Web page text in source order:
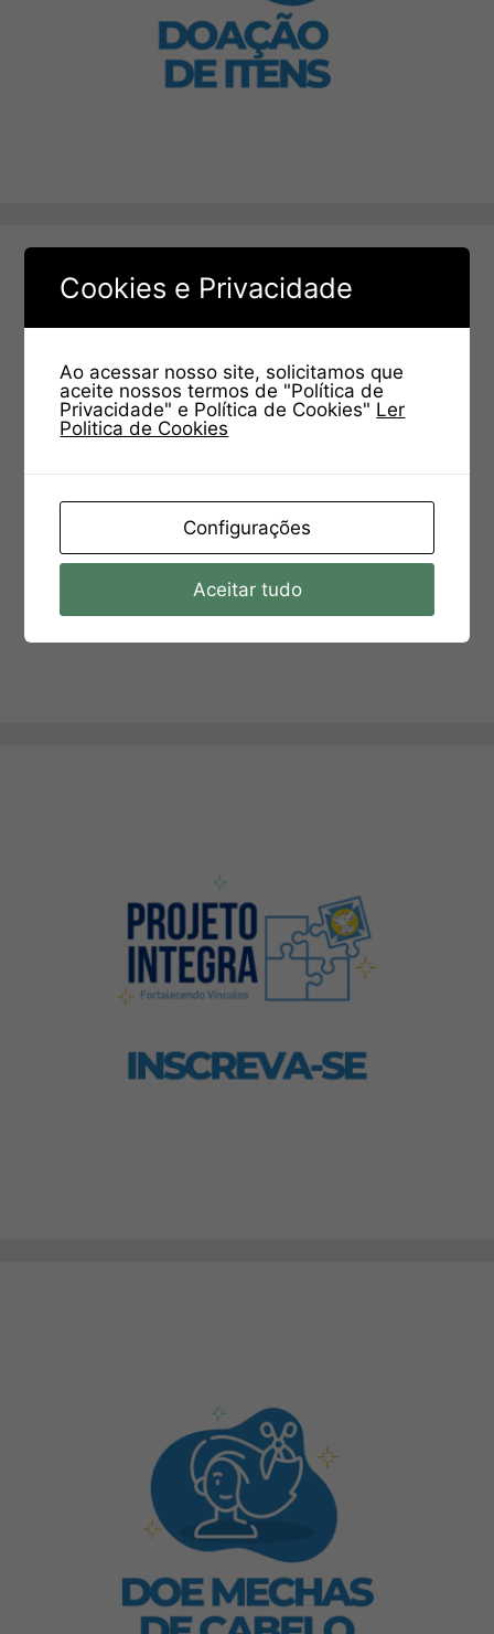
Cookies e Privacidade
Ao acessar nosso site, solicitamos que
aceite nossos termos de "Política de
Privacidade" e Política de Cookies" Ler
Politica de Cookies
Configurações
Aceitar tudo